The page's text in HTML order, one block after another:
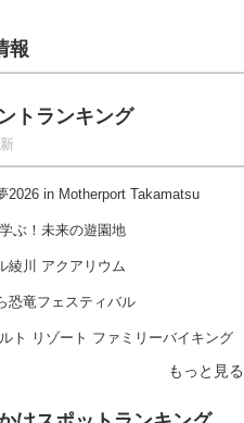
報
トランキング
2026 in Motherport Takamatsu
ぶ！未来の遊園地
綾川 アクアリウム
恐竜フェスティバル
ト リゾート ファミリーバイキング
もっと見る